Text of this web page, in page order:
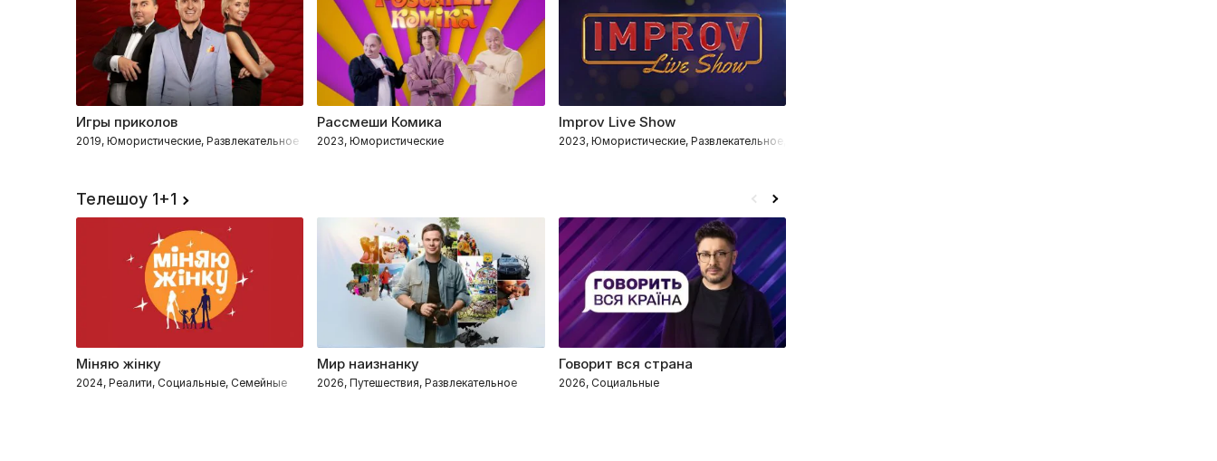
Игры приколов
2019, Юмористические, Развлекательное
Рассмеши Комика
2023, Юмористические
Improv Live Show
2023, Юмористические, Развлекательное, Импровизация
Телешоу 1+1
Міняю жінку
2024, Реалити, Социальные, Семейные
Мир наизнанку
2026, Путешествия, Развлекательное
Говорит вся страна
2026, Социальные